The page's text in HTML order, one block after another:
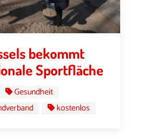
bekommt
Sportfläche
Gesundheit
kostenlos